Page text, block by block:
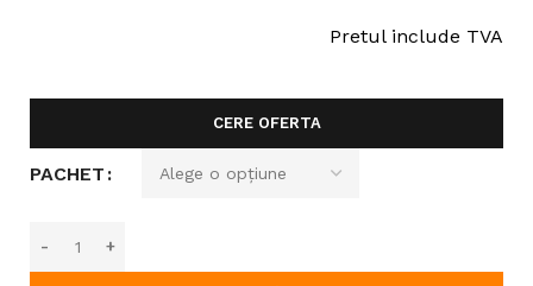
Pretul include TVA
CERE OFERTA
PACHET